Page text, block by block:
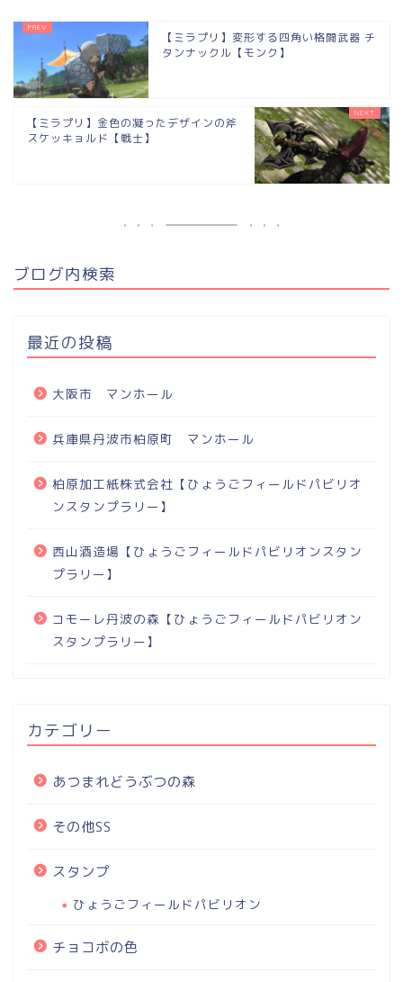
【ミラプリ】変形する四角い格闘武器 チ
タンナックル【モンク】
【ミラプリ】金色の凝ったデザインの斧
スケッキョルド【戦士】
ブログ内検索
最近の投稿
大阪市 マンホール
兵庫県丹波市柏原町 マンホール
柏原加工紙株式会社【ひょうごフィールドパビリオ
ンスタンプラリー】
西山酒造場【ひょうごフィールドパビリオンスタン
プラリー】
コモーレ丹波の森【ひょうごフィールドパビリオン
スタンプラリー】
カテゴリー
あつまれどうぶつの森
その他SS
スタンプ
ひょうごフィールドパビリオン
チョコボの色